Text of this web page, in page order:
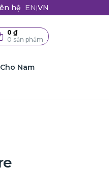
hệ EN|VN
0 ₫
0 sản phẩm
Nam